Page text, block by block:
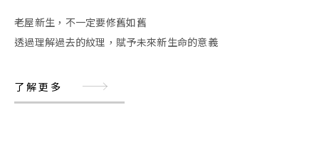
老屋新生，不一定要修舊如舊
透過理解過去的紋理，賦予未來新生命的意義
了解更多